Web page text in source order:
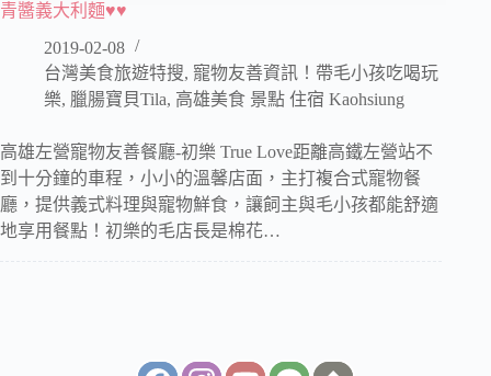
青醬義大利麵♥♥
2019-02-08
台灣美食旅遊特搜, 寵物友善資訊！帶毛小孩吃喝玩
樂, 臘腸寶貝Tila, 高雄美食 景點 住宿 Kaohsiung
高雄左營寵物友善餐廳-初樂 True Love距離高鐵左營站不
到十分鐘的車程，小小的溫馨店面，主打複合式寵物餐
廳，提供義式料理與寵物鮮食，讓飼主與毛小孩都能舒適
地享用餐點！初樂的毛店長是棉花…